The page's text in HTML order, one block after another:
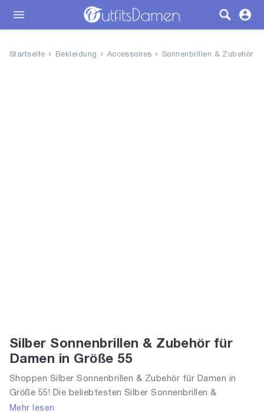
Startseite Bekleidung Accessoires Sonnenbrillen & Zubehör
Silber Sonnenbrillen & Zubehör für
Damen in Größe 55
Shoppen Silber Sonnenbrillen & Zubehör für Damen in
Größe 55! Die beliebtesten Silber Sonnenbrillen &
Zubehör. Größe Auswahl an Silber Sonnenbrillen &
Mehr lesen